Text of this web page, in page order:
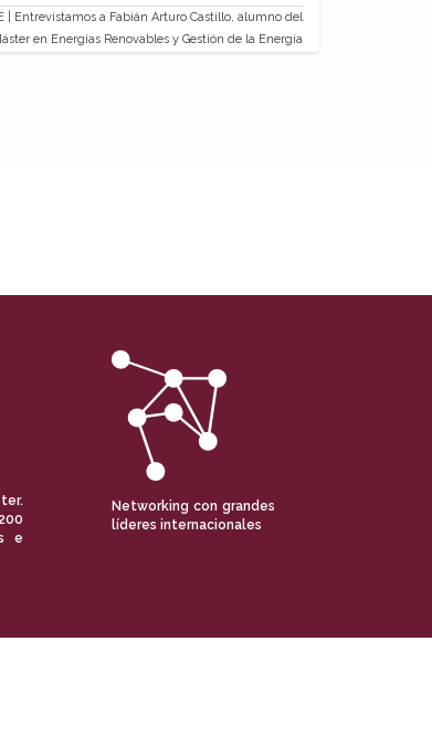
| Entrevistamos a Fabián Arturo Castillo, alumno del
en Energías Renovables y Gestión de la Energía
e
Networking con grandes
líderes internacionales